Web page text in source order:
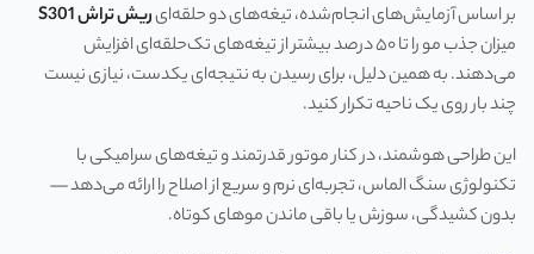
بر اساس آزمایش‌های انجام‌شده، تیغه‌های دو حلقه‌ایریش تراش S301
میزان جذب مو را تا ۵۰ درصد بیشتر از تیغه‌های تک‌حلقه‌ای افزایش
می‌دهند. به همین دلیل، برای رسیدن به نتیجه‌ای یکدست، نیازی نیست
چند بار روی یک ناحیه تکرار کنید.
این طراحی هوشمند، در کنار موتور قدرتمند و تیغه‌های سرامیکی با
تکنولوژی سنگ الماس، تجربه‌ای نرم و سریع از اصلاح را ارائه می‌دهد —
بدون کشیدگی، سوزش یا باقی ماندن موهای کوتاه.